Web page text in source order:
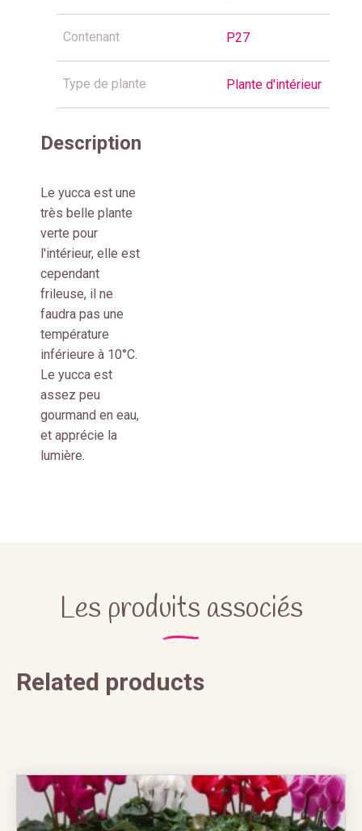
Contenant P27
Type de plante Plante d'intérieur
Description
Le yucca est une
très belle plante
verte pour
l'intérieur, elle est
cependant
frileuse, il ne
faudra pas une
température
inférieure à 10°C.
Le yucca est
assez peu
gourmand en eau,
et apprécie la
lumière.
Les produits associés
Related products